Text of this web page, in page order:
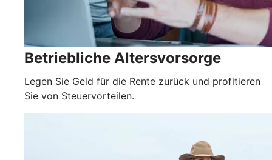
Betriebliche Altersvorsorge
Legen Sie Geld für die Rente zurück und profitieren
Sie von Steuervorteilen.